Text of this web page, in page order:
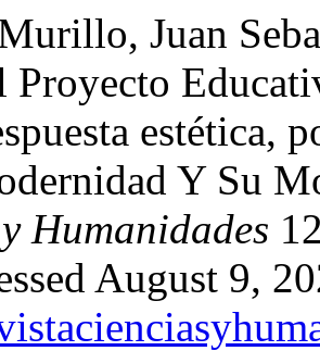
Juan
Proyecto
estética,
Y Su
Humanidades
August 9,